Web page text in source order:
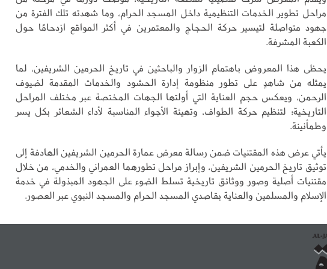
مراحل تطوير الخدمات التنظيمية داخل المسجد الحرام، وما شهدته تلك الفترة من
جهود متواصلة لتيسير حركة الحجاج والمعتمرين في أكثر المواقع ازدحامًا حول
الكعبة المشرفة.
يحظى هذا المعروض باهتمام الزوار والباحثين في تاريخ الحرمين الشريفين، لما
يمثله من شاهدٍ على تطور منظومة إدارة الحشود والخدمات المقدمة لضيوف
الرحمن، ويعكس حجم العناية التي أولتها الجهات المختصة عبر مختلف المراحل
التاريخية؛ لتنظيم حركة الطواف، وتهيئة الأجواء المناسبة لأداء الشعائر بكل يسر
وطمأنينة.
يأتي عرض هذه المقتنيات ضمن رسالة معرض عمارة الحرمين الشريفين الهادفة إلى
توثيق تاريخ الحرمين الشريفين، وإبراز مراحل تطورهما العمراني والخدمي، من خلال
مقتنيات أصلية وصور ووثائق تاريخية تسلط الضوء على الجهود المبذولة في خدمة
الإسلام والمسلمين والعناية بقاصدي المسجد الحرام والمسجد النبوي عبر العصور.